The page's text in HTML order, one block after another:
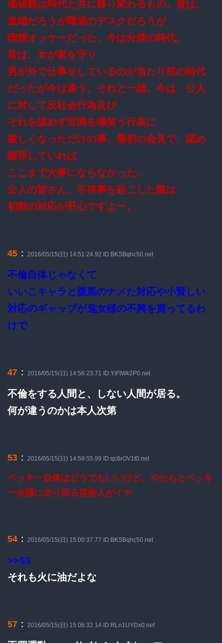
価値観は時代と共に移り変わるもの。昔は、
道端だろうが職場のデスクだろうが
喫煙オッケーだった。今は分煙の時代。
昔は、女が家を守り
男が外で仕事をしているのが当たり前の時代
だったが今は違う。それと一緒。今は、公人
に対して反社会行為及び
それを認めず世間を嘲笑う行為に
厳しくなっただけの事。最初の会見で、認め
謝罪していれば
ここまで大事にならなかった。
公人の皆さん、不祥事を起こした際は
初動の対応が肝心ですよー。
45 ： 2016/05/15(日) 14:51:24.92 ID:BKSBqhc50.net
不倫自体じゃなくて
いいこキャラと腹黒のナメた対応や小賢しい
対応のギャップが鬼女様の不興を買ってるわ
けで
47 ： 2016/05/15(日) 14:56:23.71 ID:YlFtWk2P0.net
不倫をする人間と、しない人間が居る。
何が違うのかは本人次第
53 ： 2016/05/15(日) 14:59:55.99 ID:qc6rOV1t0.net
ベッキー自体はどうでもいいけど、やたらとベッキ
ー弁護に走り回る芸能人がイヤ
54 ： 2016/05/15(日) 15:00:37.77 ID:BKSBqhc50.net
>>53
それも火に油だよな
57 ： 2016/05/15(日) 15:06:32.14 ID:RLn1UYDx0.net